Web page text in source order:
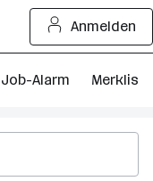
Anmelden
Job-Alarm Merkliste